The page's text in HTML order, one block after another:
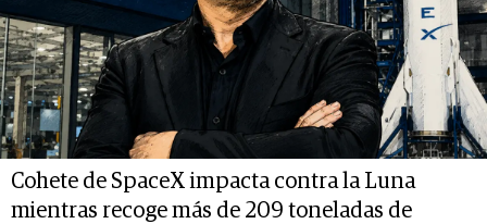
Cohete de SpaceX impacta contra la Luna
mientras recoge más de 209 toneladas de